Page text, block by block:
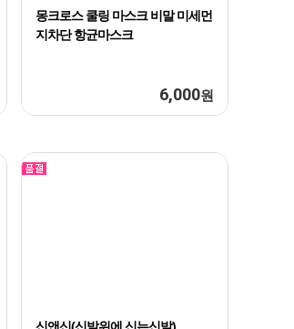
몽크로스 쿨링 마스크 비말 미세먼
지차단 항균마스크
6,000원
신앤신(신발위에 신는신발)